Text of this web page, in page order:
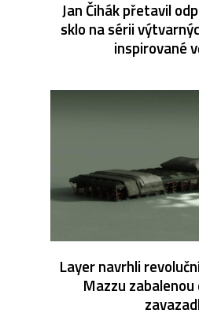
Jan Čihák přetavil
sklo na sérii
inspirované
Layer navrhli
Mazzu zabalenou